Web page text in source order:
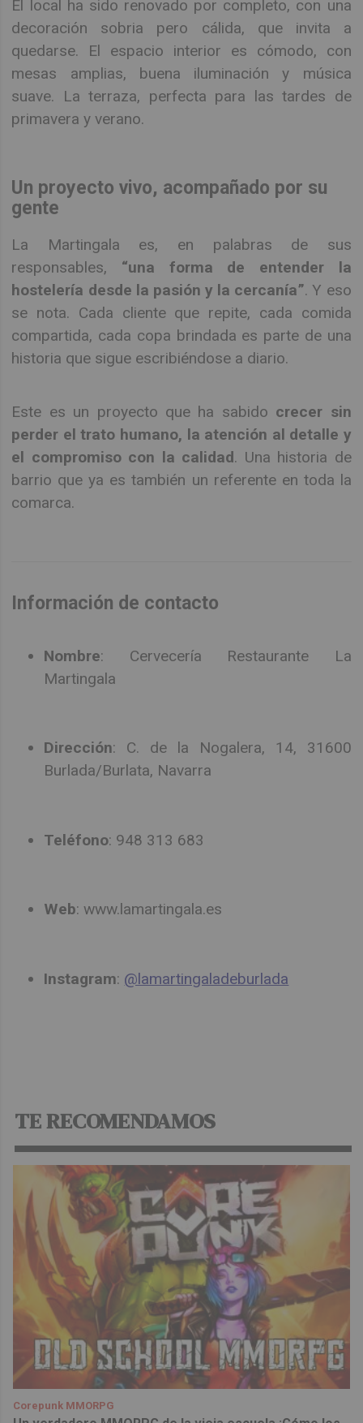
El local ha sido renovado por completo, con una
decoración sobria pero cálida, que invita a
quedarse. El espacio interior es cómodo, con
mesas amplias, buena iluminación y música
suave. La terraza, perfecta para las tardes de
primavera y verano.
Un proyecto vivo, acompañado por su
gente
La Martingala es, en palabras de sus
responsables, “una forma de entender la
hostelería desde la pasión y la cercanía”. Y eso
se nota. Cada cliente que repite, cada comida
compartida, cada copa brindada es parte de una
historia que sigue escribiéndose a diario.
Este es un proyecto que ha sabido crecer sin
perder el trato humano, la atención al detalle y
el compromiso con la calidad. Una historia de
barrio que ya es también un referente en toda la
comarca.
Información de contacto
Nombre: Cervecería Restaurante La
Martingala
Dirección: C. de la Nogalera, 14, 31600
Burlada/Burlata, Navarra
Teléfono: 948 313 683
Web: www.lamartingala.es
Instagram: @lamartingaladeburlada
TE RECOMENDAMOS
Corepunk MMORPG